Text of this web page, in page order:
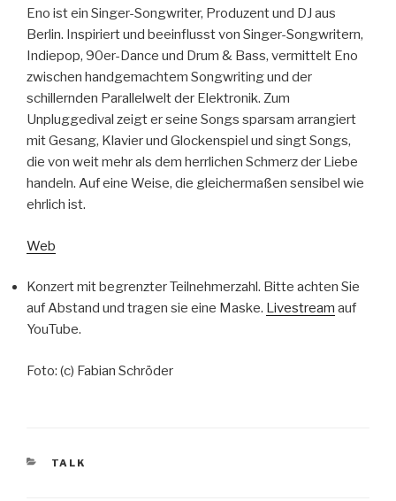
Eno ist ein Singer-Songwriter, Produzent und DJ aus
Berlin. Inspiriert und beeinflusst von Singer-Songwritern,
Indiepop, 90er-Dance und Drum & Bass, vermittelt Eno
zwischen handgemachtem Songwriting und der
schillernden Parallelwelt der Elektronik. Zum
Unpluggedival zeigt er seine Songs sparsam arrangiert
mit Gesang, Klavier und Glockenspiel und singt Songs,
die von weit mehr als dem herrlichen Schmerz der Liebe
handeln. Auf eine Weise, die gleichermaßen sensibel wie
ehrlich ist.
Web
Konzert mit begrenzter Teilnehmerzahl. Bitte achten Sie
auf Abstand und tragen sie eine Maske. Livestream auf
YouTube.
Foto: (c) Fabian Schröder
KATEGORIEN
TALK